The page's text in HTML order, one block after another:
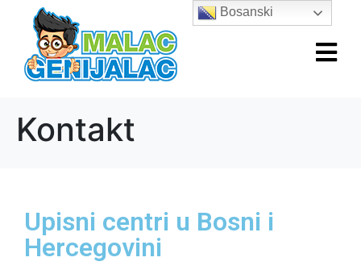
Kontakt
Upisni centri u Bosni i
Hercegovini
Bosanski